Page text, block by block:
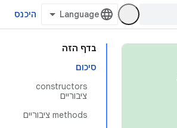
היכנס
בדף הזה
סיכום
‫constructors
ציבוריים
‫methods ציבוריים